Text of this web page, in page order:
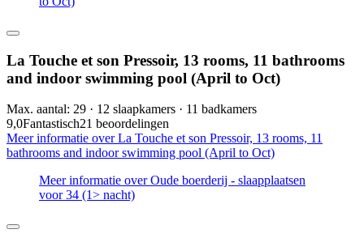
La Touche et son Pressoir, 13 rooms, 11 bathrooms
and indoor swimming pool (April to Oct)
Max. aantal: 29 · 12 slaapkamers · 11 badkamers
9,0Fantastisch21 beoordelingen
Meer informatie over La Touche et son Pressoir, 13 rooms, 11
bathrooms and indoor swimming pool (April to Oct)
Meer informatie over Oude boerderij - slaapplaatsen
voor 34 (1> nacht)